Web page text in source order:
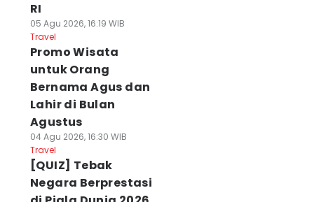
RI
05 Agu 2026, 16:19 WIB
Travel
Promo Wisata
untuk Orang
Bernama Agus dan
Lahir di Bulan
Agustus
04 Agu 2026, 16:30 WIB
Travel
[QUIZ] Tebak
Negara Berprestasi